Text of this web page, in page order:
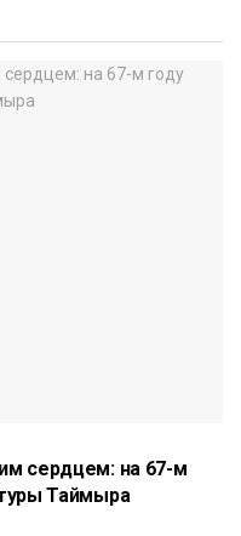
сердцем: на 67-м
Таймыра